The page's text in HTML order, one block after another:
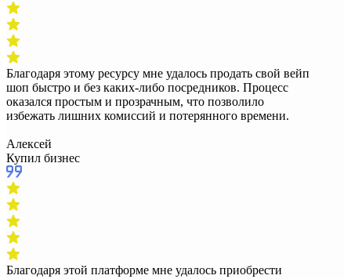
Благодаря этому ресурсу мне удалось продать свой вейп
шоп быстро и без каких-либо посредников. Процесс
оказался простым и прозрачным, что позволило
избежать лишних комиссий и потерянного времени.
Алексей
Купил бизнес
Благодаря этой платформе мне удалось приобрести